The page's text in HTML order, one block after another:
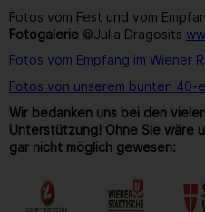
Fotos vom Fest und vom
Fotogalerie ©Julia Dragosits
Fotos vom Empfang im Wiener
Fotos von unserem bunten 40-
Wir bedanken uns bei den
Unterstützung! Ohne Sie wäre
gar nicht möglich gewesen: